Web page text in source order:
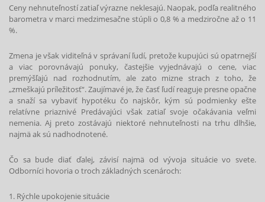
Ceny nehnuteľností zatiaľ výrazne neklesajú. Naopak, podľa realitného
barometra v marci medzimesačne stúpli o 0,8 % a medziročne až o 11
%.
Zmena je však viditeľná v správaní ľudí, pretože kupujúci sú opatrnejší
a viac porovnávajú ponuky, častejšie vyjednávajú o cene, viac
premýšľajú nad rozhodnutím, ale zato mizne strach z toho, že
„zmeškajú príležitosť“. Zaujímavé je, že časť ľudí reaguje presne opačne
a snaží sa vybaviť hypotéku čo najskôr, kým sú podmienky ešte
relatívne priaznivé Predávajúci však zatiaľ svoje očakávania veľmi
nemenia. Aj preto zostávajú niektoré nehnuteľnosti na trhu dlhšie,
najmä ak sú nadhodnotené.
Čo sa bude diať ďalej, závisí najmä od vývoja situácie vo svete.
Odborníci hovoria o troch základných scenároch:
1. Rýchle upokojenie situácie